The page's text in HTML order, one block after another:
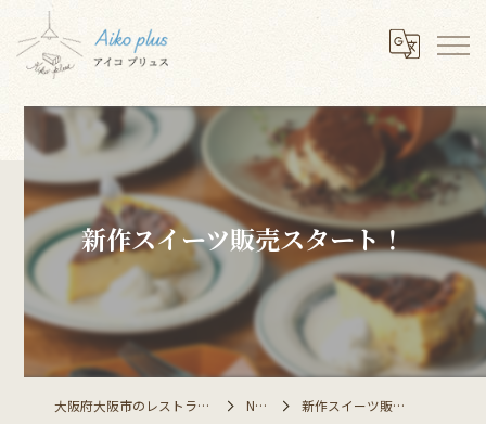
新作スイーツ販売スタート！
大阪府大阪市のレストランならAiko plus NEWS 新作スイーツ販売スタート！